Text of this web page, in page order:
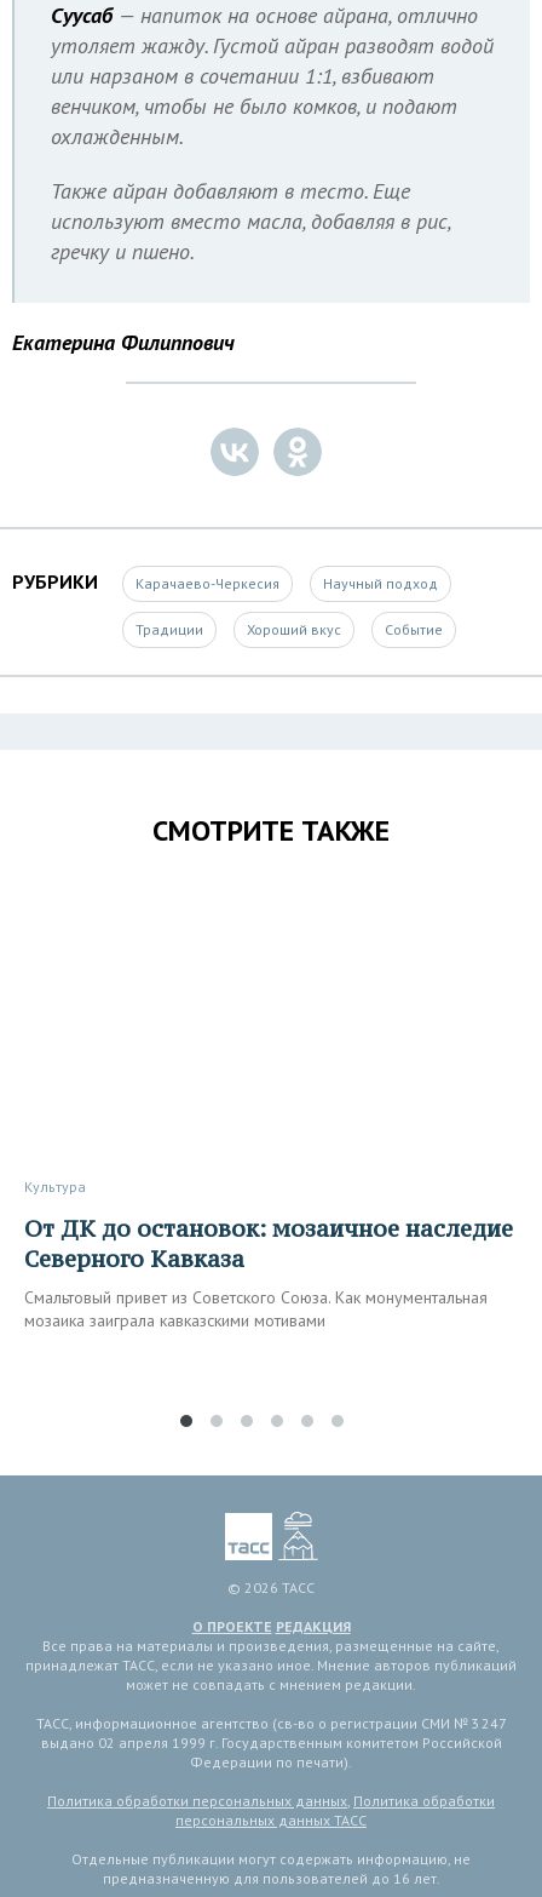
Суусаб — напиток на основе айрана, отлично
утоляет жажду. Густой айран разводят водой
или нарзаном в сочетании 1:1, взбивают
венчиком, чтобы не было комков, и подают
охлажденным.
Также айран добавляют в тесто. Еще
используют вместо масла, добавляя в рис,
гречку и пшено.
Екатерина Филиппович
РУБРИКИ Карачаево-Черкесия Научный подход
Традиции Хороший вкус Событие
СМОТРИТЕ ТАКЖЕ
Культура
От ДК до остановок: мозаичное наследие
Северного Кавказа
Смальтовый привет из Советского Союза. Как монументальная
мозаика заиграла кавказскими мотивами
© 2026 ТАСС
О ПРОЕКТЕ РЕДАКЦИЯ
Все права на материалы и произведения, размещенные на сайте,
принадлежат ТАСС, если не указано иное. Мнение авторов публикаций
может не совпадать с мнением редакции.
ТАСС, информационное агентство (св-во о регистрации СМИ № 3 247
выдано 02 апреля 1999 г. Государственным комитетом Российской
Федерации по печати).
Политика обработки персональных данных Политика обработки
персональных данных ТАСС
Отдельные публикации могут содержать информацию, не
предназначенную для пользователей до 16 лет.